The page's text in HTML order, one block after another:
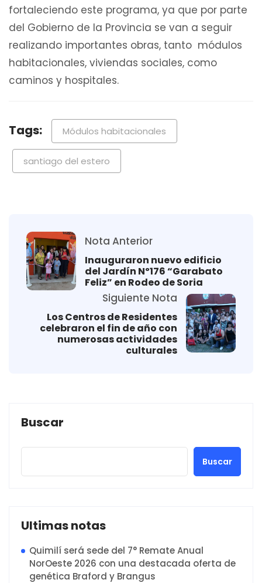
fortaleciendo este programa, ya que por parte
del Gobierno de la Provincia se van a seguir
realizando importantes obras, tanto módulos
habitacionales, viviendas sociales, como
caminos y hospitales.
Tags: Módulos habitacionales
santiago del estero
Nota Anterior
Inauguraron nuevo edificio
del Jardín Nº176 “Garabato
Feliz” en Rodeo de Soria
Siguiente Nota
Los Centros de Residentes
celebraron el fin de año con
numerosas actividades
culturales
Buscar
Buscar
Ultimas notas
Quimilí será sede del 7° Remate Anual
NorOeste 2026 con una destacada oferta de
genética Braford y Brangus